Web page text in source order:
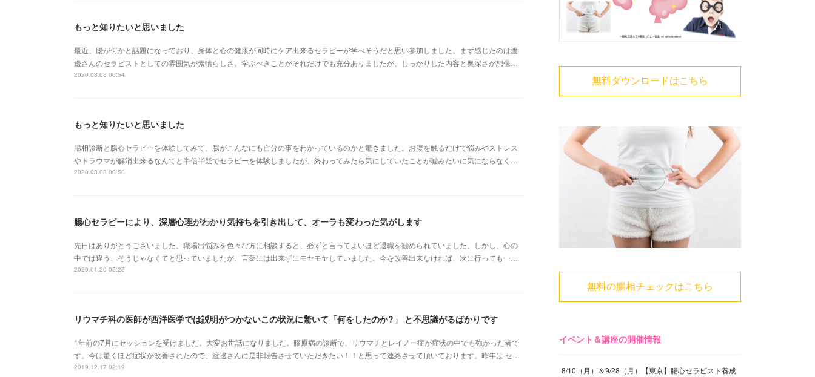
もっと知りたいと思いました
最近、腸が何かと話題になっており、身体と心の健康が同時にケア出来るセラピーが学べそうだと思い参加しました。まず感じたのは渡
邊さんのセラピストとしての雰囲気が素晴らしさ。学ぶべきことがそれだけでも充分ありましたが、しっかりした内容と奥深さが想像…
2020.03.03 00:54
もっと知りたいと思いました
腸相診断と腸心セラピーを体験してみて、腸がこんなにも自分の事をわかっているのかと驚きました。お腹を触るだけで悩みやストレス
やトラウマが解消出来るなんてと半信半疑でセラピーを体験しましたが、終わってみたら気にしていたことが嘘みたいに気にならなく…
2020.03.03 00:50
腸心セラピーにより、深層心理がわかり気持ちを引き出して、オーラも変わった気がします
先日はありがとうございました。職場出悩みを色々な方に相談すると、必ずと言ってよいほど退職を勧められていました。しかし、心の
中では違う、そうじゃなくてと思っていましたが、言葉には出来ずにモヤモヤしていました。今を改善出来なければ、次に行っても一…
2020.01.20 05:25
リウマチ科の医師が西洋医学では説明がつかないこの状況に驚いて「何をしたのか?」 と不思議がるばかりです
1年前の7月にセッションを受けました。大変お世話になりました。膠原病の診断で、リウマチとレイノー症が症状の中でも強かった者で
す。今は驚くほど症状が改善されたので、渡邊さんに是非報告させていただきたい！！と思って連絡させて頂いております。昨年は セ…
2019.12.17 02:19
無料ダウンロードはこちら
無料の腸相チェックはこちら
イベント＆講座の開催情報
8/10（月）＆9/28（月）【東京】腸心セラピスト養成